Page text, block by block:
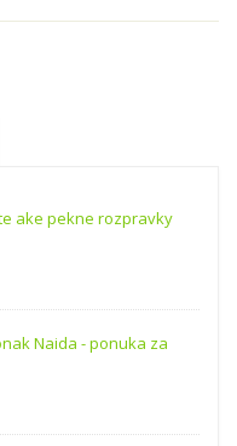
ake pekne rozpravky
Naida - ponuka za